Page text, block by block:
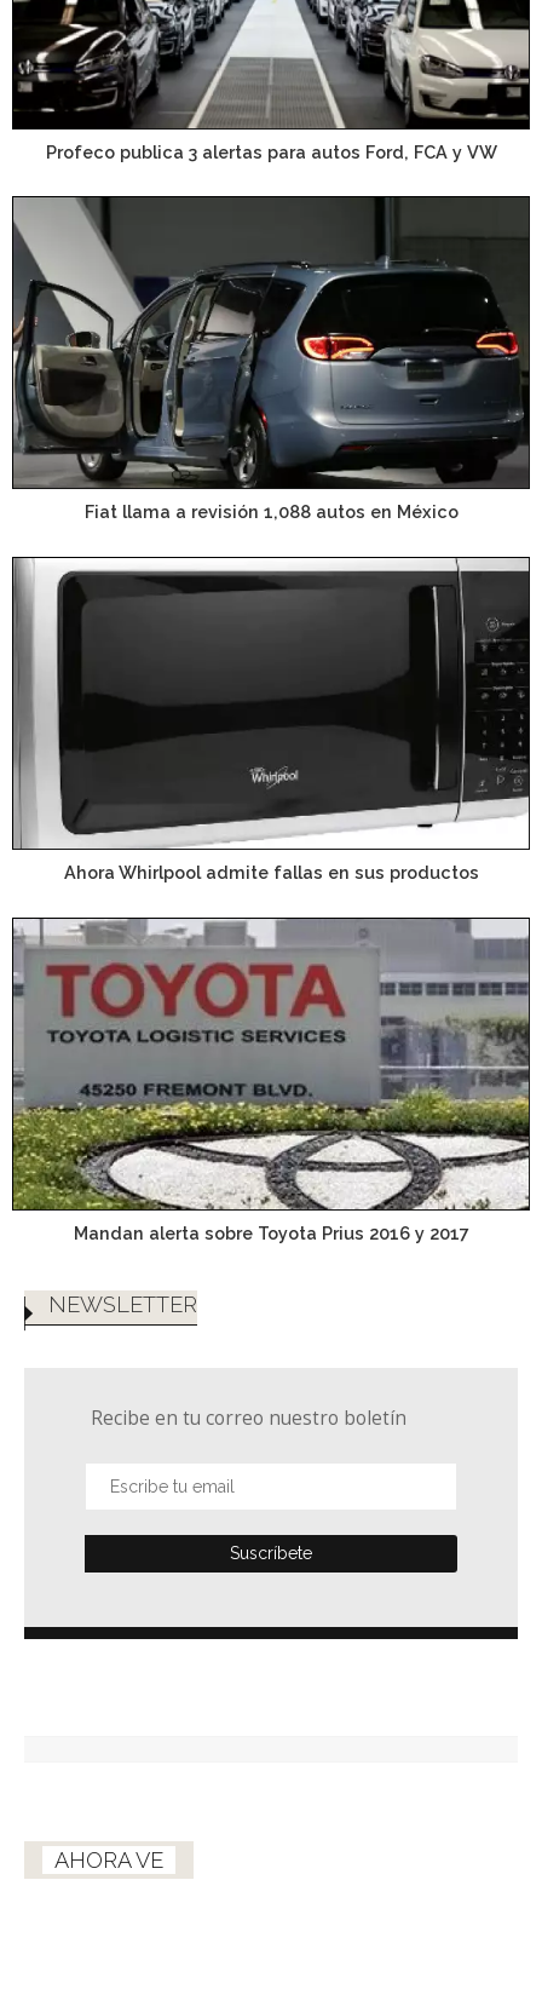
Profeco publica 3 alertas para autos Ford, FCA y VW
Fiat llama a revisión 1,088 autos en México
Ahora Whirlpool admite fallas en sus productos
Mandan alerta sobre Toyota Prius 2016 y 2017
NEWSLETTER
Recibe en tu correo nuestro boletín
AHORA VE